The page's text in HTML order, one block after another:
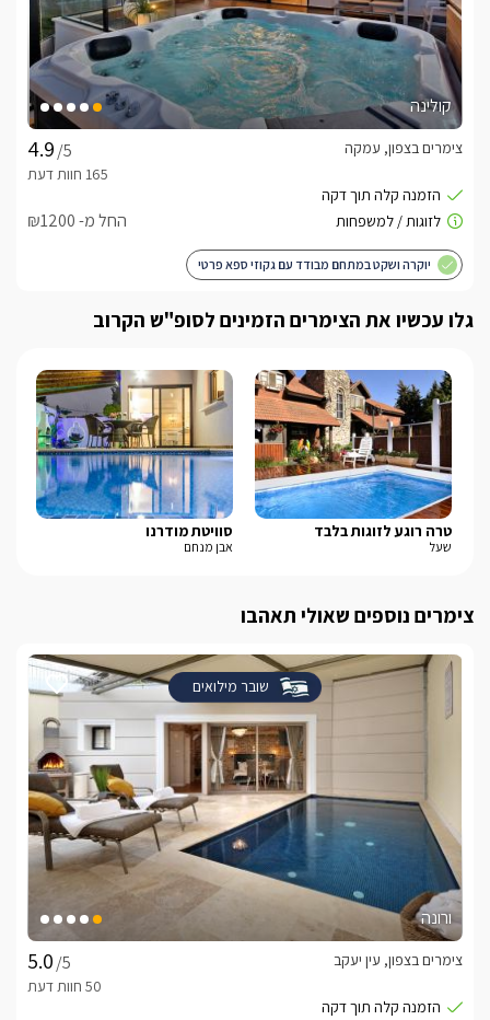
קולינה
/5
צימרים בצפון, עמקה
החל מ- ₪1200
יוקרה ושקט במתחם מבודד עם גקוזי ספא פרטי
גלו עכשיו את הצימרים הזמינים לסופ"ש הקרוב
טרה רוגע לזוגות בלבד
שעל
סוויטת מודרנו
אבן מנחם
צימרים נוספים שאולי תאהבו
שובר מילואים
ורונה
/5
צימרים בצפון, עין יעקב